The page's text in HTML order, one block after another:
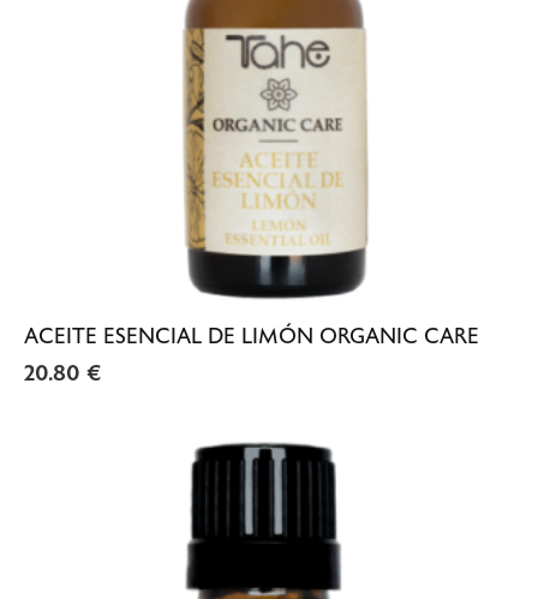
ACEITE ESENCIAL DE LIMÓN ORGANIC CARE
20.80 €